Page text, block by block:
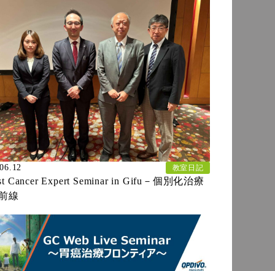
教室日記
Cancer Expert Seminar in Gifu－個別化治療
線